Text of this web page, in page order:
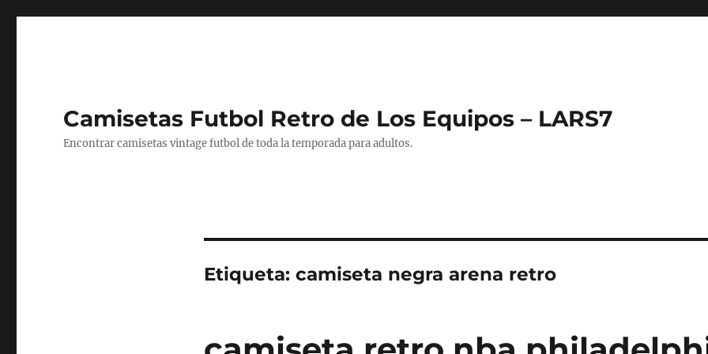
Camisetas Futbol Retro de Los Equipos – LARS7
Encontrar camisetas vintage futbol de toda la temporada para adultos.
Etiqueta: camiseta negra arena retro